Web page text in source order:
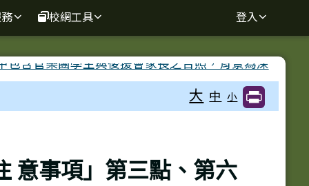
校網工具 登入
大 中 小
意事項」第三點、第六